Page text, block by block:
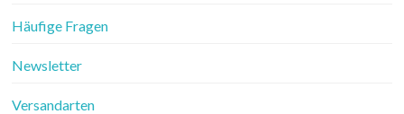
Häufige Fragen
Newsletter
Versandarten